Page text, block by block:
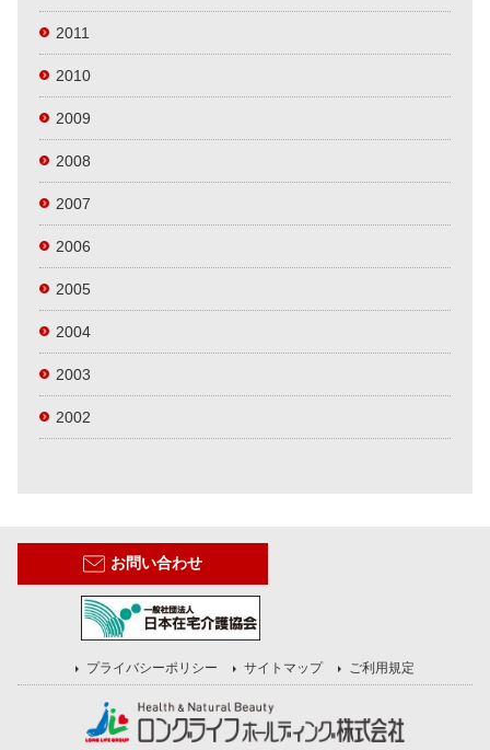
2011
2010
2009
2008
2007
2006
2005
2004
2003
2002
お問い合わせ
プライバシーポリシー サイトマップ ご利用規定